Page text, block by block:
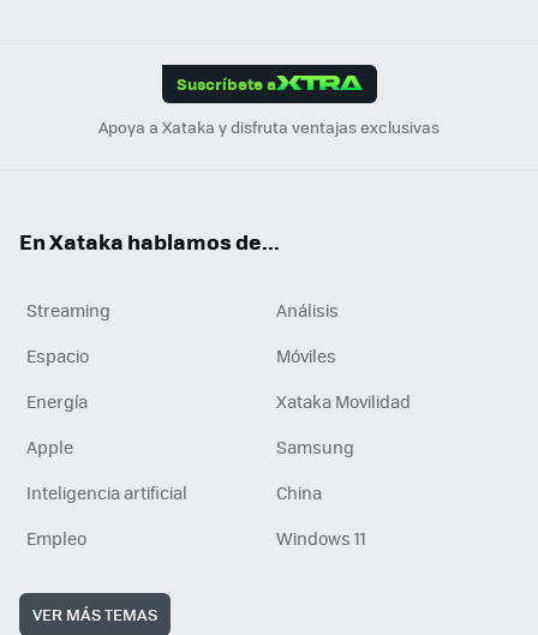
Suscríbete a
Apoya a Xataka y disfruta ventajas exclusivas
En Xataka hablamos de...
Streaming
Análisis
Espacio
Móviles
Energía
Xataka Movilidad
Apple
Samsung
Inteligencia artificial
China
Empleo
Windows 11
VER MÁS TEMAS